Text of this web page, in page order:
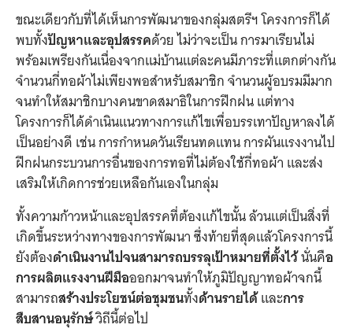
ขณะเดียวกับที่ได้เห็นการพัฒนาของกลุ่มสตรีฯ โครงการก็ได้
พบทั้งปัญหาและอุปสรรคด้วย ไม่ว่าจะเป็น การมาเรียนไม่
พร้อมเพรียงกันเนื่องจากแม่บ้านแต่ละคนมีภาระที่แตกต่างกัน
จำนวนกี่ทอผ้าไม่เพียงพอสำหรับสมาชิก จำนวนผู้อบรมมีมาก
จนทำให้สมาชิกบางคนขาดสมาธิในการฝึกฝน แต่ทาง
โครงการก็ได้ดำเนินแนวทางการแก้ไขเพื่อบรรเทาปัญหาลงได้
เป็นอย่างดี เช่น การกำหนดวันเรียนทดแทน การผันแรงงานไป
ฝึกฝนกระบวนการอื่นของการทอที่ไม่ต้องใช้กี่ทอผ้า และส่ง
เสริมให้เกิดการช่วยเหลือกันเองในกลุ่ม
ทั้งความก้าวหน้าและอุปสรรคที่ต้องแก้ไขนั้น ล้วนแต่เป็นสิ่งที่
เกิดขึ้นระหว่างทางของการพัฒนา ซึ่งท้ายที่สุดแล้วโครงการนี้
ยังต้องดำเนินงานไปจนสามารถบรรลุเป้าหมายที่ตั้งไว้นั่นคือ
การผลิตแรงงานฝีมือออกมาจนทำให้ภูมิปัญญาทอผ้าจกนี้
สามารถสร้างประโยชน์ต่อชุมชนทั้งด้านรายได้และการ
สืบสานอนุรักษ์วิถีนี้ต่อไป